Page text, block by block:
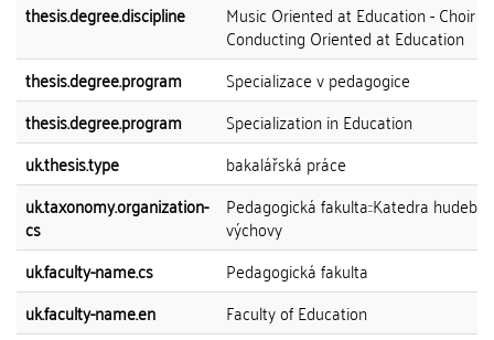
thesis.degree.discipline Music Oriented at Education - Choir
Conducting Oriented at Education
thesis.degree.program
Specializace v pedagogice
thesis.degree.program
Specialization in Education
uk.thesis.type
bakalářská práce
uk.taxonomy.organization-
cs
Pedagogická fakulta::Katedra hudební
výchovy
uk.faculty-name.cs
Pedagogická fakulta
uk.faculty-name.en
Faculty of Education